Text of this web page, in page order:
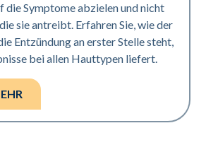
die Symptome abzielen und nicht
sie antreibt. Erfahren Sie, wie der
Entzündung an erster Stelle steht,
bei allen Hauttypen liefert.